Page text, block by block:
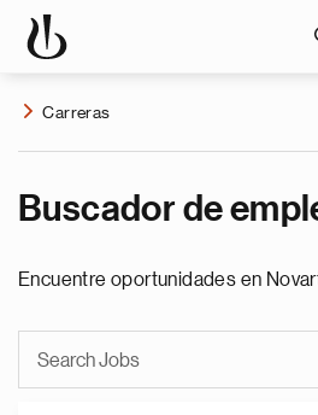
Carreras
Buscador de
Encuentre oportunidades en